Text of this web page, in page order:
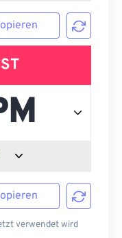
verwendet wird